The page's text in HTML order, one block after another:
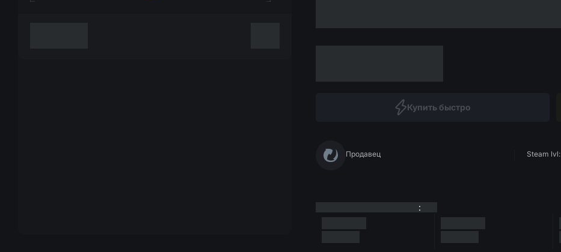
Купить быстро
Продавец Steam lvl:
: